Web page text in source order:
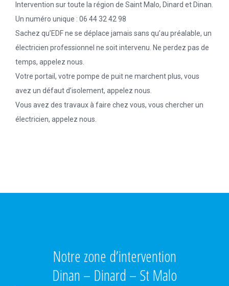
Intervention sur toute la région de Saint Malo, Dinard et Dinan.
Un numéro unique : 06 44 32 42 98
Sachez qu’EDF ne se déplace jamais sans qu’au préalable, un
électricien professionnel ne soit intervenu. Ne perdez pas de
temps, appelez nous.
Votre portail, votre pompe de puit ne marchent plus, vous
avez un défaut d’isolement, appelez nous.
Vous avez des travaux à faire chez vous, vous chercher un
électricien, appelez nous.
Notre zone d’intervention
Dinan – Dinard – St Malo